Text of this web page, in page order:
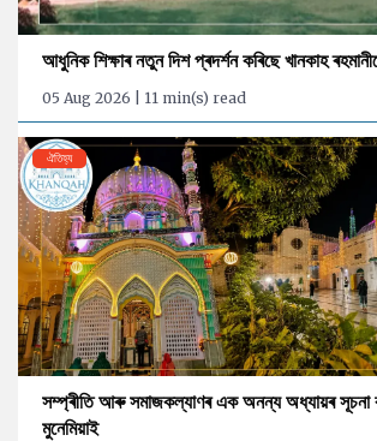
আধুনিক শিক্ষাৰ নতুন দিশ প্ৰদৰ্শন কৰিছে খানকাহ
05 Aug 2026 | 11 min(s) read
ঐতিহ্য
সম্প্ৰীতি আৰু সমাজকল্যাণৰ এক অনন্য অধ্যায়ৰ সূচনা
মুনেমিয়াই